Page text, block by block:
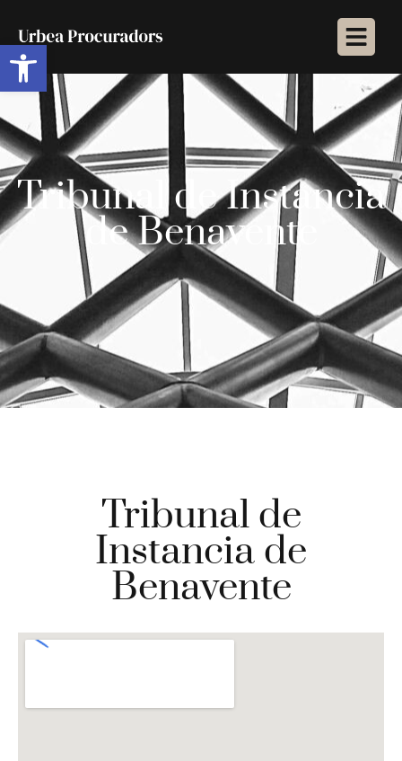
Abrir barra de herramientas
Tribunal de Instancia
de Benavente
Tribunal de
Instancia de
Benavente